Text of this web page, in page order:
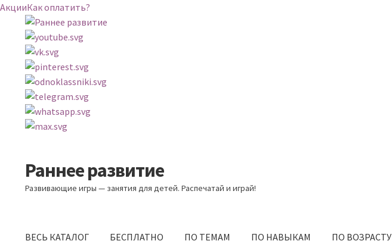
АкцииКак оплатить?
Перейти
к
навигации
Перейти
к
содержимому
Раннее развитие
Развивающие игры — занятия для детей. Распечатай и играй!
ВЕСЬ КАТАЛОГ БЕСПЛАТНО ПО ТЕМАМ ПО НАВЫКАМ ПО ВОЗРАСТУ